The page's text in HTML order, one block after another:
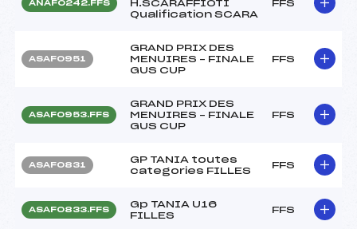
ANAF0242.FFS
H.SCARAFFIOTI
Qualification SCARA
FFS
ASAF0951
GRAND PRIX DES
MENUIRES – FINALE
GUS CUP
FFS
ASAF0953.FFS
GRAND PRIX DES
MENUIRES – FINALE
GUS CUP
FFS
ASAF0831
GP TANIA toutes
categories FILLES
FFS
ASAF0833.FFS
Gp TANIA U16
FILLES
FFS